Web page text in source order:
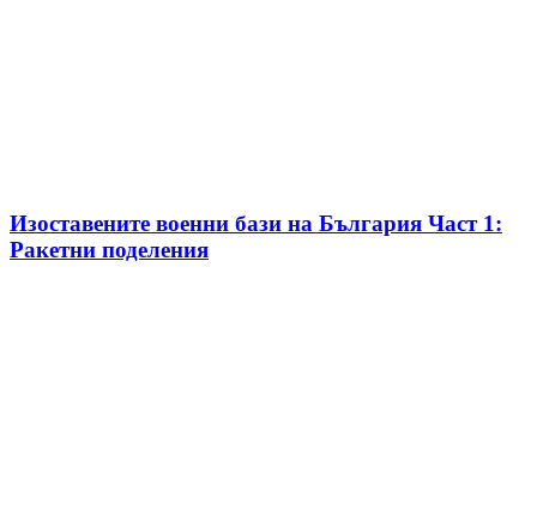
Изоставените военни бази на България Част 1:
Ракетни поделения